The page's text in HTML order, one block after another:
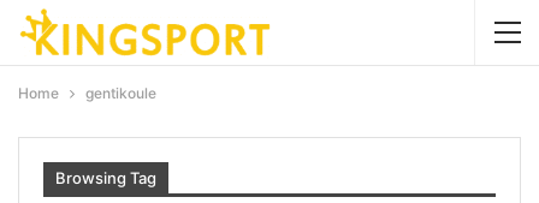
Home gentikoule
Browsing Tag